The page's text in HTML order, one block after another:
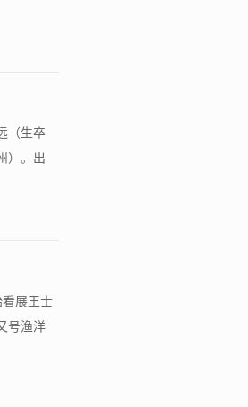
（生卒
）。出
展王士
号渔洋